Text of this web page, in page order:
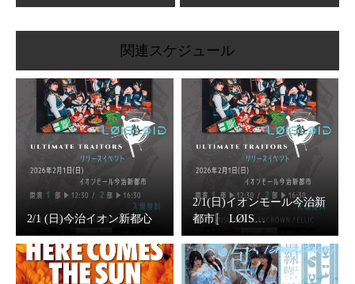
関連スケジュール
2/1 (日)今治イオン新都心
2/1(日)イオンモール今治新
都市〚 LØIS…